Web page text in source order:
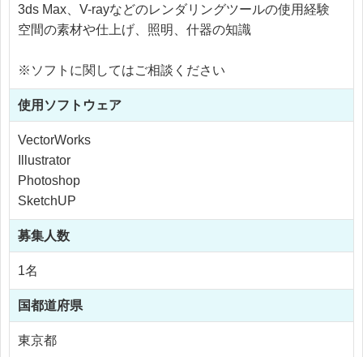
3ds Max、V-rayなどのレンダリングツールの使用経験
空間の素材や仕上げ、照明、什器の知識
※ソフトに関してはご相談ください
使用 ソフトウェア
VectorWorks
Illustrator
Photoshop
SketchUP
募集人数
1名
国都道府県
東京都